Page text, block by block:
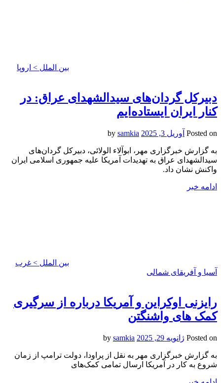
بین الملل > اروپا
دبیرکل گردان‌های سیدالشهدای عراق: در
کنار ایران ایستاده‌ایم
Posted on آوریل 3, 2025 samkia
به گزارش خبرگزاری مهر، ابوآلاء الولائی، دبیرکل گردان‌های
سیدالشهدای عراق به تهدیدات آمریکا علیه جمهوری اسلامی ایران
واکنش نشان داد.
ادامه خبر
بین الملل > غرب
آسیا و آفریقای شمالی
رایزنی اوکراین و آمریکا درباره از سرگیری
کمک های واشنگتن
Posted on ژانویه 29, 2025 samkia
به گزارش خبرگزاری مهر به نقل از پراودا، دولت ترامپ از زمان
شروع به کار در آمریکا ارسال تمامی کمک‌های